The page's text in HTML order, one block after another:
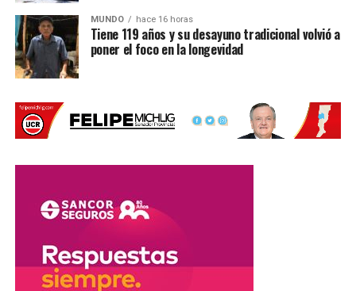
Rafaelay el
San
Vicente
Por Móvil Quique
MUNDO hace 16 horas
Tiene 119 años y su desayuno tradicional volvió a
poner el foco en la longevidad